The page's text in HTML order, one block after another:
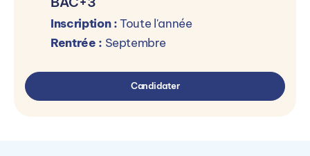
Inscription :Toute l'année
Rentrée : Septembre
Candidater